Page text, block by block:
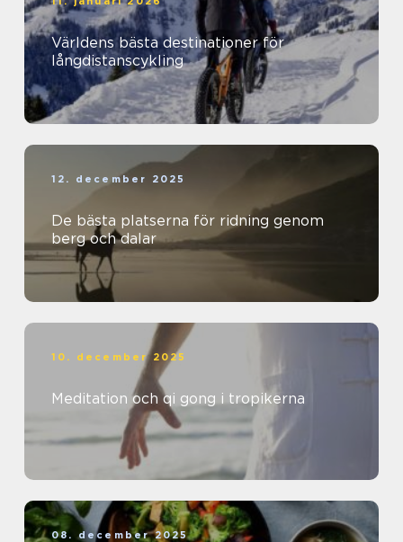
Världens bästa destinationer för
långdistanscykling
12. december 2025
De bästa platserna för ridning genom
berg och dalar
10. december 2025
Meditation och qi gong i tropikerna
08. december 2025